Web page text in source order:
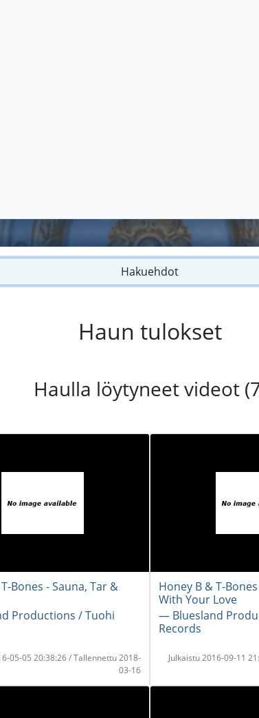
Hakuehdot
Haun tulokset
Haulla löytyneet videot
Bones - Sauna, Tar &
Productions / Tuohi
05-05 20:38:26 / Tallennettu 2018-
03-16
Honey B & T-
With Your Love
― Bluesland
Records
Julkaistu 2016-09-11